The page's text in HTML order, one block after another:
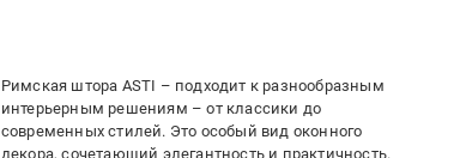
Римская штора ASTI – подходит к разнообразным
интерьерным решениям – от классики до
современных стилей. Это особый вид оконного
декора, сочетающий элегантность и практичность.